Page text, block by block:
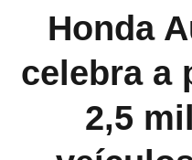
Honda
celebra a
2,5